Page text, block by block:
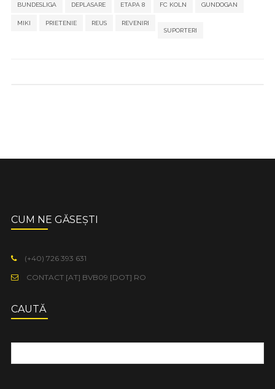
BUNDESLIGA DEPLASARE ETAPA 8 FC KOLN GUNDOGAN
MIKI PRIETENIE REUS REVENIRI
SUPORTERI
CUM NE GĂSEȘTI
(+40) 726 393 631
CONTACT [AT] BVB09 [DOT] RO
CAUTĂ